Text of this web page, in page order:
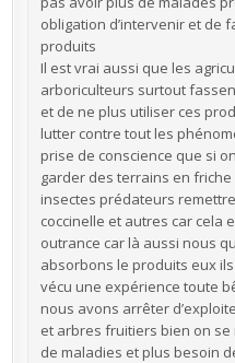
obligation d’intervenir et de
produits
Il est vrai aussi que les
arboriculteurs surtout
et de ne plus utiliser ces
lutter contre tout les
prise de conscience que si
garder des terrains en
insectes prédateurs
coccinelle et autres car cela
outrance car là aussi nous
absorbons le produits eux
vécu une expérience toute
nous avons arrêter
et arbres fruitiers bien on se
de maladies et plus besoin